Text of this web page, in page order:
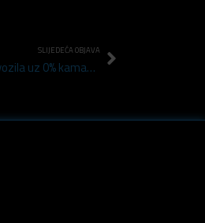
SLIJEDEĆA OBJAVA
Novi SUV PEUGEOT 2008, iskoristite priliku na odmah dostupna vozila uz 0% kamata i besplatno produljeno jamstvo!